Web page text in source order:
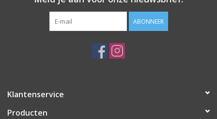
ABONNEER
Klantenservice
Producten